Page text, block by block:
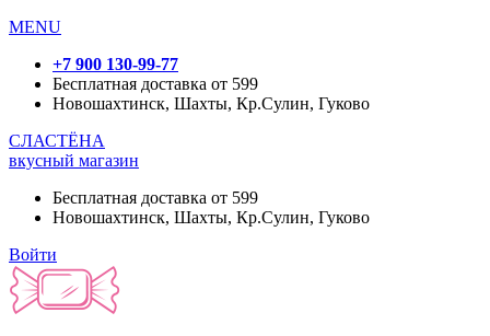
MENU
+7 900 130-99-77
Бесплатная доставка от 599
Новошахтинск, Шахты, Кр.Сулин, Гуково
СЛАСТЁНА
вкусный магазин
Бесплатная доставка от 599
Новошахтинск, Шахты, Кр.Сулин, Гуково
Войти